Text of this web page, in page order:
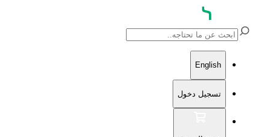
English
تسجيل دخول